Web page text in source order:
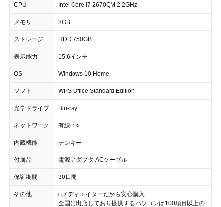
CPU Intel Core i7 2670QM 2.2GHz
メモリ 8GB
ストレージ HDD 750GB
表示能力 15.6インチ
OS Windows 10 Home
ソフト WPS Office Standard Edition
光学ドライブ Blu-ray
ネットワーク 有線：○
内蔵機能 テンキー
付属品 電源アダプタ ACケーブル
保証期間 30日間
その他
□メディエイターだから安心購入
全国に出店しており提供するパソコンは100項目以上の